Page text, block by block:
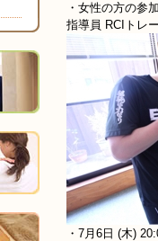
・女性の方の参
指導員 RCIトレ
・7月6日 (木)